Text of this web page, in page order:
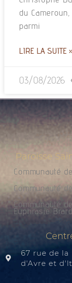
du
parmi
LIRE LA SUITE
03/08/2026
Paroisse
Communauté
Communauté
Communauté
Euphrasie
67 rue de la
d'Avre et